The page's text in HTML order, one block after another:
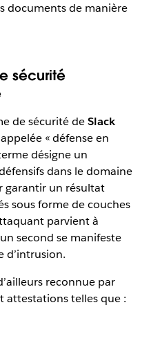
documents de manière
sécurité
de sécurité deSlack
« défense en
désigne un
dans le domaine
garantir un résultat
sous forme de couches
parvient à
second se manifeste
d’intrusion.
reconnue par
attestations telles que :